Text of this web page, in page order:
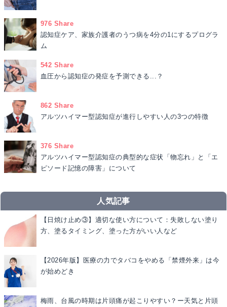
976 Share
認知症ケア、家族介護者のうつ病を4分の1にするプログラ
ム
542 Share
血圧から認知症の発症を予測できる...？
862 Share
アルツハイマー型認知症が進行しやすい人の3つの特徴
376 Share
アルツハイマー型認知症の典型的な症状「物忘れ」と「エ
ピソード記憶の障害」について
人気記事
【日焼け止め③】適切な使い方について：失敗しない塗り
方、塗るタイミング、塗った方がいい人など
【2026年版】医療の力でタバコをやめる「禁煙外来」は今
が始めどき
梅雨、台風の時期は片頭痛が起こりやすい？ー天気と片頭